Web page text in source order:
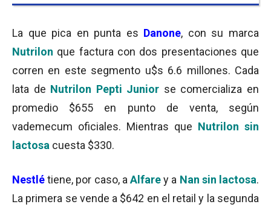
La que pica en punta es Danone, con su marca
Nutrilon que factura con dos presentaciones que
corren en este segmento u$s 6.6 millones. Cada
lata de Nutrilon Pepti Junior se comercializa en
promedio $655 en punto de venta, según
vademecum oficiales. Mientras que Nutrilon sin
lactosa cuesta $330.
Nestlétiene, por caso, a Alfarey a Nan sin lactosa.
La primera se vende a $642 en el retail y la segunda